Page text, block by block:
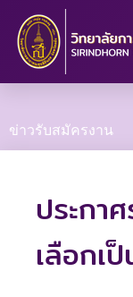
content
ข่าวรับสมัครงาน
ประกา
เลือกเ